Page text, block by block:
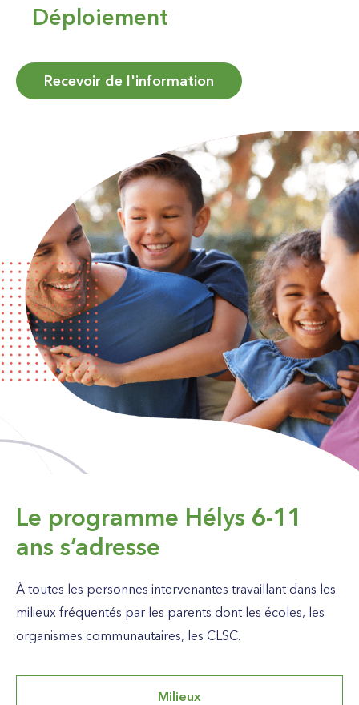
Déploiement
Recevoir de l'information
Le programme Hélys 6-11
ans s’adresse
À toutes les personnes intervenantes travaillant dans les
milieux fréquentés par les parents dont les écoles, les
organismes communautaires, les CLSC.
Milieux